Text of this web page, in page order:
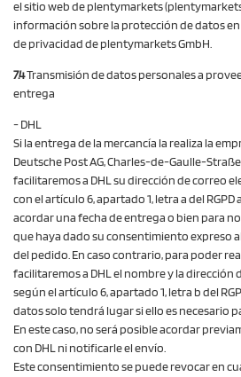
el sitio web de plentymarkets
información sobre la protección de datos
de privacidad de plentymarkets GmbH.
7.4Transmisión de datos personales a
entrega
- DHL
Si la entrega de la mercancía la realiza la
Deutsche Post AG, Charles-de-Gaulle-
facilitaremos a DHL su dirección de correo
con el artículo 6, apartado 1, letra a del
acordar una fecha de entrega o bien para
que haya dado su consentimiento expreso
del pedido. En caso contrario, para poder
facilitaremos a DHL el nombre y la dirección
según el artículo 6, apartado 1, letra b del
datos solo tendrá lugar si ello es necesario
En este caso, no será posible acordar
con DHL ni notificarle el envío.
Este consentimiento se puede revocar en